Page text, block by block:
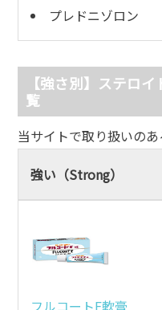
プレドニゾロン
【強さ別】ステロ
覧
当サイトで取り扱いのあ
強い（Strong）
フルコートF軟膏